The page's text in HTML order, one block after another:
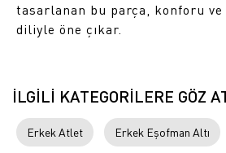
tasarlanan bu parça, konforu ve
diliyle öne çıkar.
İLGİLİ KATEGORİLERE GÖZ
Erkek Atlet Erkek Eşofman Altı